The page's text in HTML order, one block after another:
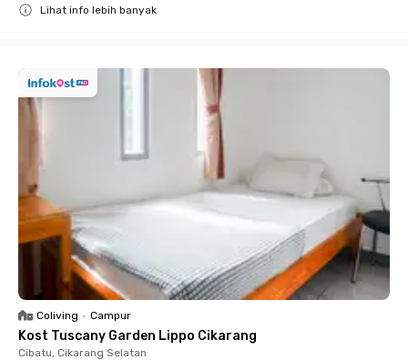
Lihat info lebih banyak
Coliving • Campur
Kost Tuscany Garden Lippo Cikarang
Cibatu, Cikarang Selatan